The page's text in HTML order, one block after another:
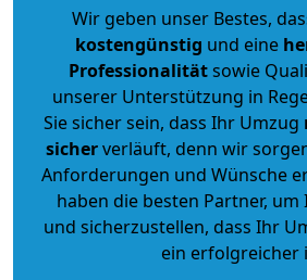
Wir geben unser Bestes,
kostengünstig und eine
Professionalitätsowie
unserer Unterstützung in
Sie sicher sein, dass Ihr Umzug
sicherverläuft, denn wir
Anforderungen und Wünsche
haben die besten Partner,
und sicherzustellen, dass Ihr
ein erfolgreicher